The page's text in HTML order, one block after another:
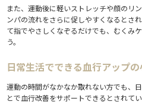
また、運動後に軽いストレッチや顔のリ
ンパの流れをさらに促しやすくなるとさ
て指でやさしくなぞるだけでも、むくみ
う。
日常生活でできる血行アップ
運動の時間がなかなか取れない方でも、
とで血行改善をサポートできるとされてい